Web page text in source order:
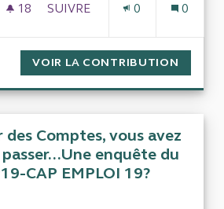
18 18 ABONNÉS
SUIVRE
0 0
VOIR LA CONTRIBUTION
Comptes, vous avez
enquête du
CAP EMPLOI 19?